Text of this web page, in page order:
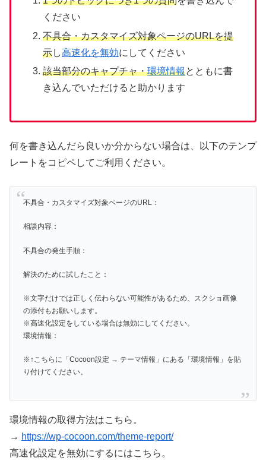
ください
不具合・カスタマイズ対象ページのURLを提
示し高速化を無効にしてください
該当部分のキャプチャ・環境情報とともに書
き込んでいただけると助かります
何を書き込んだら良いか分からない場合は、以下のテンプ
レートをコピペしてご利用ください。
不具合・カスタマイズ対象ページのURL：
相談内容：
不具合の発生手順：
解決のために試したこと：
※文字だけでは正しく伝わらない可能性があるため、スクショ画像
の添付もお願いします。
※高速化設定をしている場合は無効にしてください。
環境情報：
※↑こちらに「Cocoon設定 → テーマ情報」にある「環境情報」を貼
り付けてください。
環境情報の取得方法はこちら。
→ https://wp-cocoon.com/theme-report/
高速化設定を無効にするにはこちら。